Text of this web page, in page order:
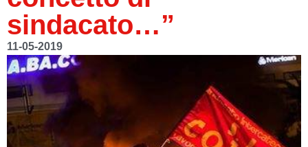
sindacato…”
11-05-2019